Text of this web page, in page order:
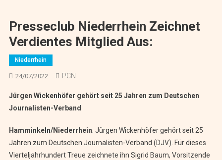
Presseclub Niederrhein Zeichnet
Verdientes Mitglied Aus:
Niederrhein
24/07/2022 PCN
Jürgen Wickenhöfer gehört seit 25 Jahren zum Deutschen
Journalisten-Verband
Hamminkeln/Niederrhein . Jürgen Wickenhöfer gehört seit 25
Jahren zum Deutschen Journalisten-Verband (DJV). Für dieses
Vierteljahrhundert Treue zeichnete ihn Sigrid Baum, Vorsitzende